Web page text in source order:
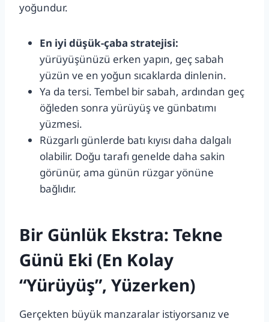
yoğundur.
En iyi düşük-çaba stratejisi:
yürüyüşünüzü erken yapın, geç sabah
yüzün ve en yoğun sıcaklarda dinlenin.
Ya da tersi. Tembel bir sabah, ardından geç
öğleden sonra yürüyüş ve günbatımı
yüzmesi.
Rüzgarlı günlerde batı kıyısı daha dalgalı
olabilir. Doğu tarafı genelde daha sakin
görünür, ama günün rüzgar yönüne
bağlıdır.
Bir Günlük Ekstra: Tekne
Günü Eki (En Kolay
“Yürüyüş”, Yüzerken)
Gerçekten büyük manzaralar istiyorsanız ve